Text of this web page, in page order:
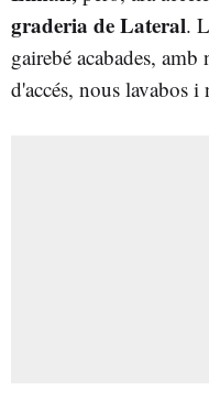
graderia de Lateral.
gairebé acabades, amb
d'accés, nous lavabos i